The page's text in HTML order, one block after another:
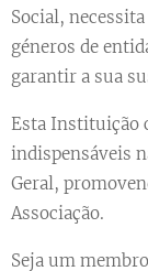
Social,
géneros de
garantir a sua
Esta Instituição
indispensáveis
Geral,
Associação.
Seja um